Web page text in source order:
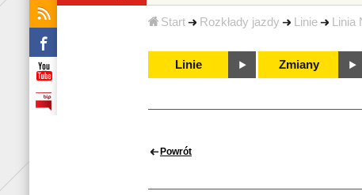
Start Rozkłady jazdy Linie Linia
Linie Zmiany
Powrót